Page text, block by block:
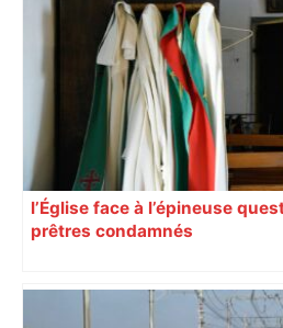
l’Église face à l’épineuse
prêtres condamnés